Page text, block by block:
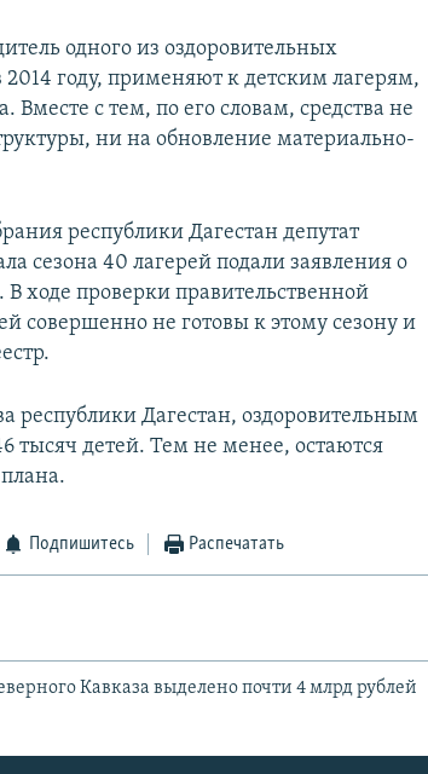
одного из оздоровительных
году, применяют к детским лагерям,
с тем, по его словам, средства не
ни на обновление материально-
республики Дагестан депутат
сезона 40 лагерей подали заявления о
ходе проверки правительственной
совершенно не готовы к этому сезону и
республики Дагестан, оздоровительным
тысяч детей. Тем не менее, остаются
Подпишитесь Распечатать
Кавказа выделено почти 4 млрд рублей